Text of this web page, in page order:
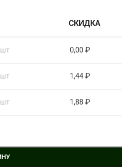
СКИДКА
шт 0,00 ₽
шт 1,44 ₽
шт 1,88 ₽